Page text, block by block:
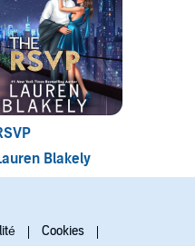
Blakely
Cookies